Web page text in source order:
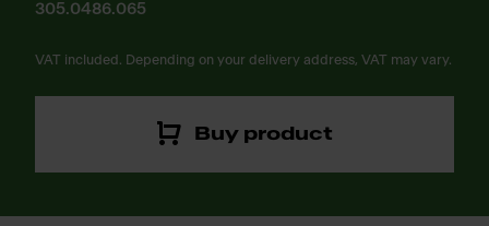
305.0486.065
VAT included. Depending on your delivery address, VAT may vary.
Buy product